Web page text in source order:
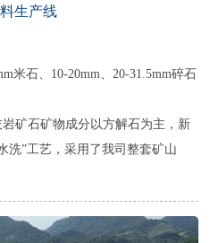
生产线
米石、10-20mm、20-31.5mm碎石
矿石矿物成分以方解石为主，新
洗”工艺，采用了我司整套矿山